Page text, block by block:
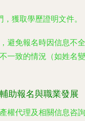
獲取學歷證明文件。
避免報名時因信息不全
一致的情況（如姓名變
助報名與職業發展
權代理及相關信息咨詢